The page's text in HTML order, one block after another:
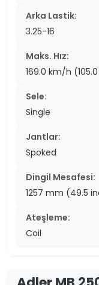
Arka Lastik:
3.25-16
Maks. Hız:
169.0 km/h
Sele:
Single
Jantlar:
Spoked
Dingil Mesafesi:
1257 mm (49.5
Ateşleme:
Coil